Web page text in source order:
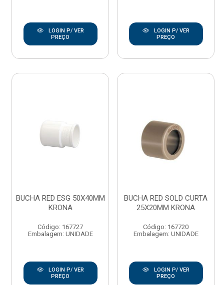
LOGIN P/ VER
PREÇO
LOGIN P/ VER
PREÇO
BUCHA RED ESG 50X40MM
KRONA
Código: 167727
Embalagem: UNIDADE
LOGIN P/ VER
PREÇO
BUCHA RED SOLD CURTA
25X20MM KRONA
Código: 167720
Embalagem: UNIDADE
LOGIN P/ VER
PREÇO